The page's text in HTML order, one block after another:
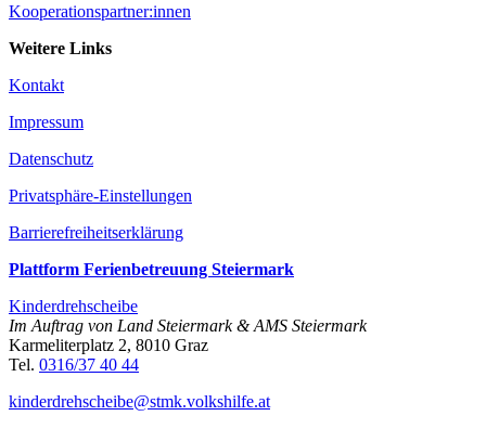
Kooperationspartner:innen
Weitere Links
Kontakt
Impressum
Datenschutz
Privatsphäre-Einstellungen
Barrierefreiheitserklärung
Plattform Ferienbetreuung Steiermark
Kinderdrehscheibe
Im Auftrag von Land Steiermark & AMS Steiermark
Karmeliterplatz 2, 8010 Graz
Tel. 0316/37 40 44
kinderdrehscheibe@­stmk.volkshilfe.at